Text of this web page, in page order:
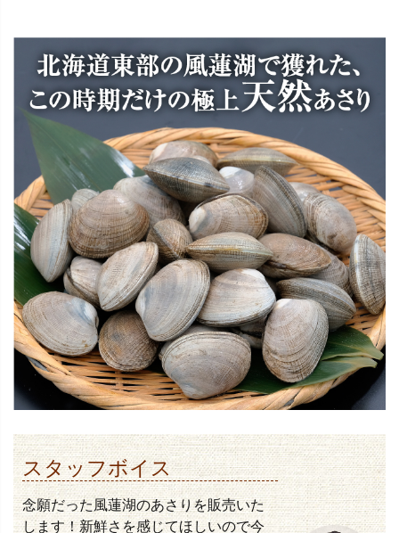
スタッフボイス
念願だった風蓮湖のあさりを販売いた
します！新鮮さを感じてほしいので今